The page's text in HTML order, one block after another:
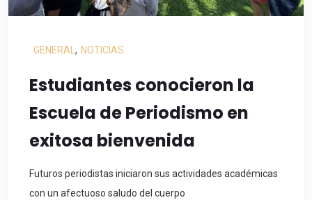
GENERAL , NOTICIAS
Estudiantes conocieron la
Escuela de Periodismo en
exitosa bienvenida
Futuros periodistas iniciaron sus actividades académicas
con un afectuoso saludo del cuerpo